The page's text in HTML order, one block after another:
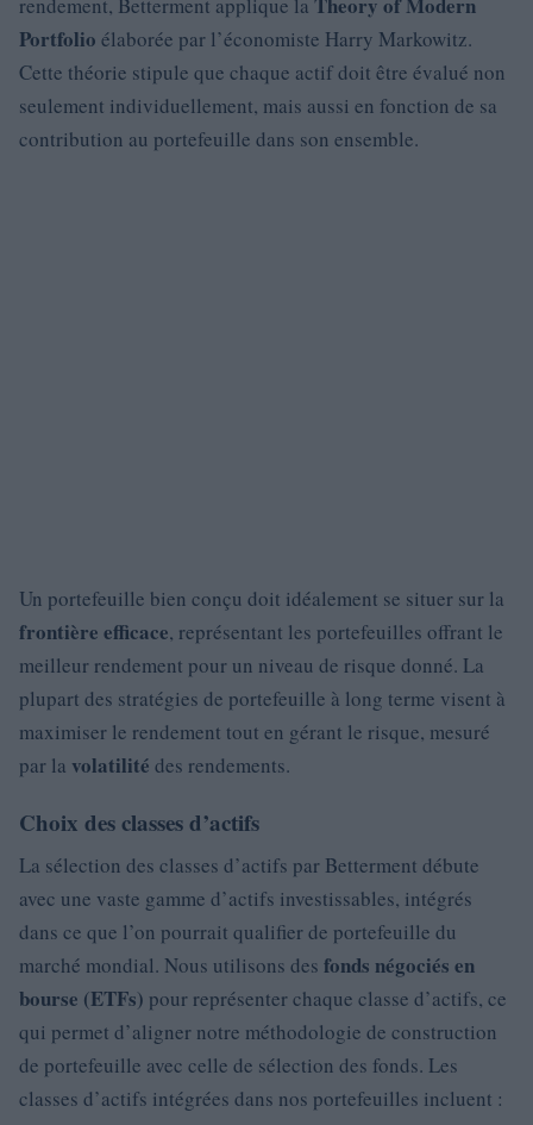
Portfolio élaborée par l’économiste Harry Markowitz.
Cette théorie stipule que chaque actif doit être évalué non
seulement individuellement, mais aussi en fonction de sa
contribution au portefeuille dans son ensemble.
Un portefeuille bien conçu doit idéalement se situer sur la
frontière efficace, représentant les portefeuilles offrant le
meilleur rendement pour un niveau de risque donné. La
plupart des stratégies de portefeuille à long terme visent à
maximiser le rendement tout en gérant le risque, mesuré
par la volatilité des rendements.
Choix des classes d’actifs
La sélection des classes d’actifs par Betterment débute
avec une vaste gamme d’actifs investissables, intégrés
dans ce que l’on pourrait qualifier de portefeuille du
marché mondial. Nous utilisons des fonds négociés en
bourse (ETFs) pour représenter chaque classe d’actifs, ce
qui permet d’aligner notre méthodologie de construction
de portefeuille avec celle de sélection des fonds. Les
classes d’actifs intégrées dans nos portefeuilles incluent :